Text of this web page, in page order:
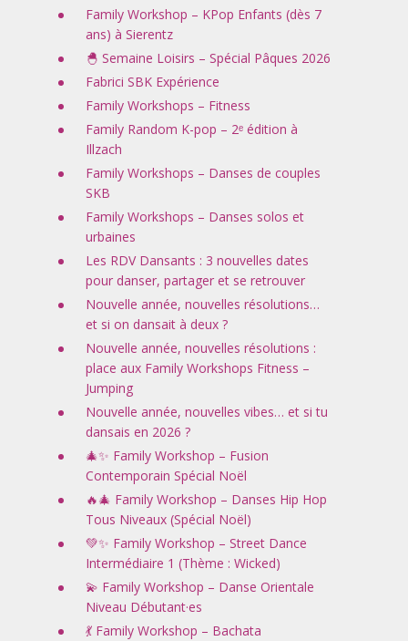
Family Workshop – KPop Enfants (dès 7
ans) à Sierentz
🐣 Semaine Loisirs – Spécial Pâques 2026
Fabrici SBK Expérience
Family Workshops – Fitness
Family Random K-pop – 2ᵉ édition à
Illzach
Family Workshops – Danses de couples
SKB
Family Workshops – Danses solos et
urbaines
Les RDV Dansants : 3 nouvelles dates
pour danser, partager et se retrouver
Nouvelle année, nouvelles résolutions…
et si on dansait à deux ?
Nouvelle année, nouvelles résolutions :
place aux Family Workshops Fitness –
Jumping
Nouvelle année, nouvelles vibes… et si tu
dansais en 2026 ?
🎄✨ Family Workshop – Fusion
Contemporain Spécial Noël
🔥🎄 Family Workshop – Danses Hip Hop
Tous Niveaux (Spécial Noël)
💚✨ Family Workshop – Street Dance
Intermédiaire 1 (Thème : Wicked)
💫 Family Workshop – Danse Orientale
Niveau Débutant·es
💃 Family Workshop – Bachata